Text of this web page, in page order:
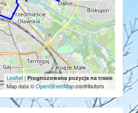
Leaflet | Prognozowana pozycja na trasie
Map data ©OpenStreetMapcontributors